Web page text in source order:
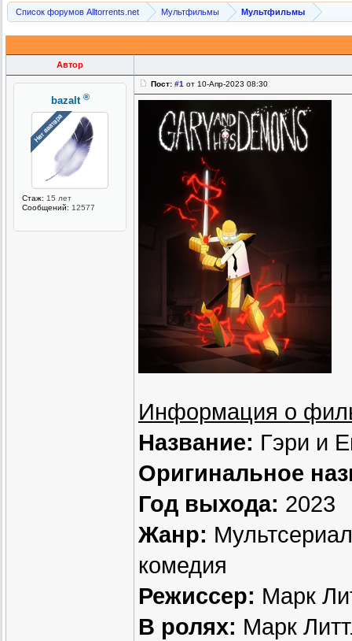
Список форумов Alltorrents.net Мультфильмы Мультфильмы
Автор
bazalt ®
Стаж: 15 лет
Сообщений: 12577
Пост: #1 от 10-Апр-2023 08:30
Информация о
Название: Гэри и
Оригинальное
Год выхода: 2023
Жанр:
комедия
Режиссер: Марк
В ролях: Марк